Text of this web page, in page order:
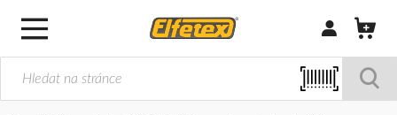
Přihlásit/